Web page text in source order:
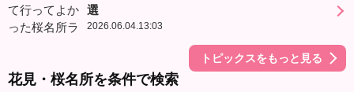
選
2026.06.04.13:03
トピックスをもっと見る
花見・桜名所を条件で検索